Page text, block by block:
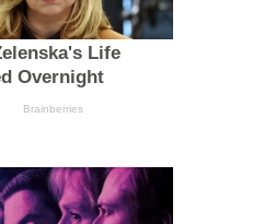
Life
Overnight
Brainberries